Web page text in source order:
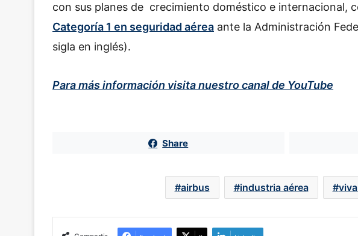
con sus planes de crecimiento doméstico e internacional,
Categoría 1 en seguridad aérea ante la Administración
sigla en inglés).
Para más información visita nuestro canal de YouTube
Share
airbus industria aérea